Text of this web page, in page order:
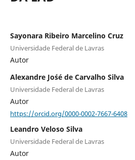
Sayonara Ribeiro Marcelino Cruz
Universidade Federal de Lavras
Autor
Alexandre Jo´sé de Carvalho Silva
Universidade Federal de Lavras
Autor
https://orcid.org/0000-0002-7667-6408
Leandro Veloso Silva
Universidade Federal de Lavras
Autor